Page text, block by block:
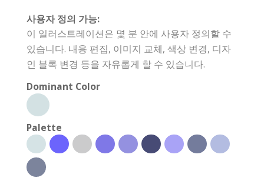
사용자 정의 가능:
이 일러스트레이션은 몇 분 안에 사용자 정의할 수
있습니다. 내용 편집, 이미지 교체, 색상 변경, 디자
인 블록 변경 등을 자유롭게 할 수 있습니다.
Dominant Color
Palette